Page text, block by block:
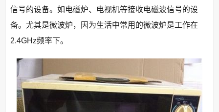
信号的设备。如电磁炉、电视机等接收电磁波信号的设
备。尤其是微波炉，因为生活中常用的微波炉是工作在
2.4GHz频率下。